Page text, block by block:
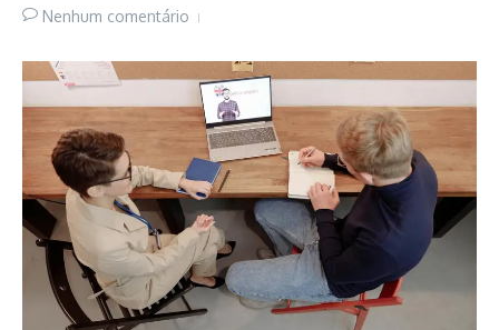
Nenhum comentário